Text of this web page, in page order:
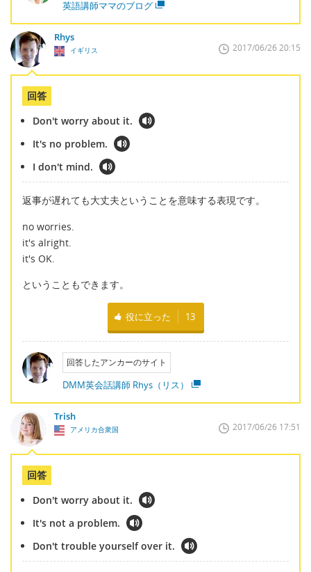
英語講師ママのブログ
Rhys
イギリス 2017/06/26 20:15
回答
Don't worry about it.
It's no problem.
I don't mind.
返事が遅れても大丈夫ということを意味する表現です。
no worries.
it's alright.
it's OK.
ということもできます。
役に立った 13
回答したアンカーのサイト
DMM英会話講師 Rhys（リス）
Trish
アメリカ合衆国 2017/06/26 17:51
回答
Don't worry about it.
It's not a problem.
Don't trouble yourself over it.